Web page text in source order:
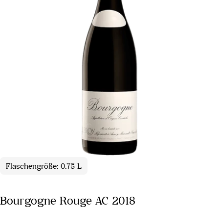
Flaschengröße: 0.75 L
Bourgogne Rouge AC 2018